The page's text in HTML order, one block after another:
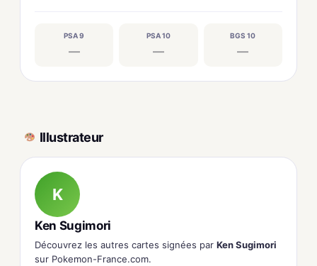
PSA 9
—
PSA 10
—
BGS 10
—
Illustrateur
K
Ken Sugimori
Découvrez les autres cartes signées par Ken Sugimori
sur Pokemon-France.com.